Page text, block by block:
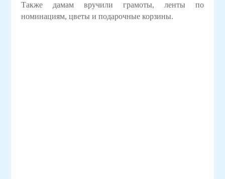
Также дамам вручили грамоты, ленты по
номинациям, цветы и подарочные корзины.